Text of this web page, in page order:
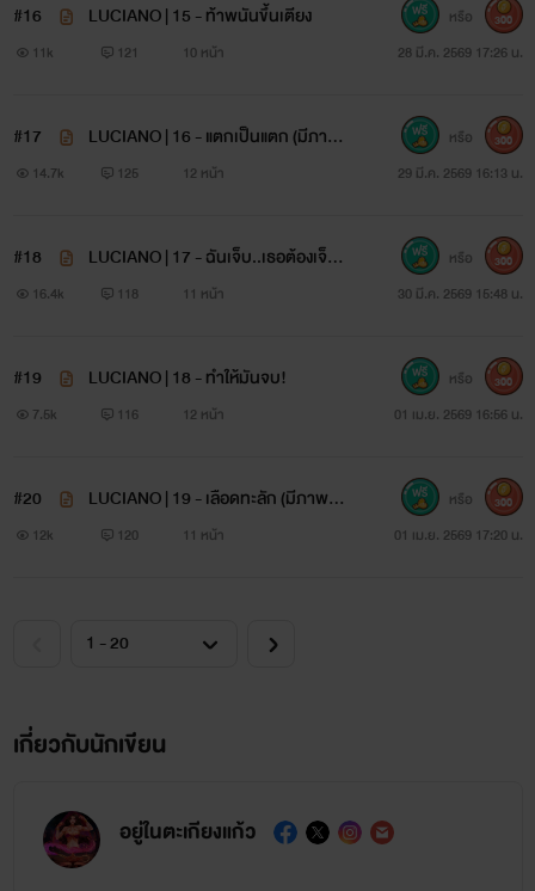
#16 LUCIANO | 15 - ท้าพนันขึ้นเตียง
11k 121 10 หน้า 28 มี.ค. 2569 17:26 น.
หรือ 300
#17
LUCIANO | 16 - แตกเป็นแตก (มีภาพป
ระกอบ)
14.7k 125 12 หน้า 29 มี.ค. 2569 16:13 น.
หรือ 300
#18
LUCIANO | 17 - ฉันเจ็บ..เธอต้องเจ็บก
ว่า (มีภาพประกอบ)
16.4k 118 11 หน้า 30 มี.ค. 2569 15:48 น.
หรือ 300
#19 LUCIANO | 18 - ทำให้มันจบ!
7.5k 116 12 หน้า 01 เม.ย. 2569 16:56 น.
หรือ 300
#20
LUCIANO | 19 - เลือดทะลัก (มีภาพปร
ะกอบ)
12k 120 11 หน้า 01 เม.ย. 2569 17:20 น.
หรือ 300
เกี่ยวกับนักเขียน
อยู่ในตะเกียงแก้ว